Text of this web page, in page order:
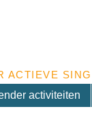
ACTIEVE
activiteiten